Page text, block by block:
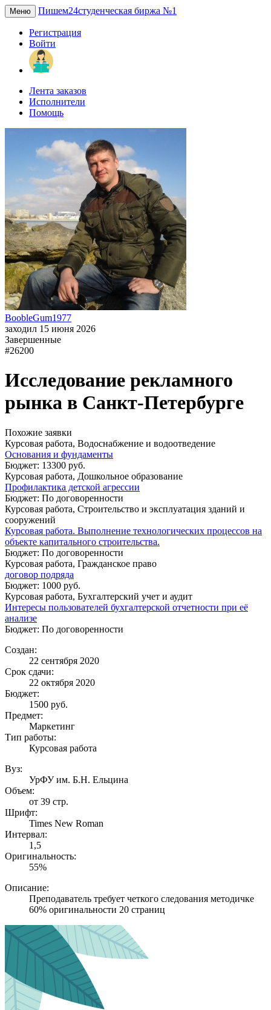
Меню Пишем24студенческая биржа №1
Регистрация
Войти
Лента заказов
Исполнители
Помощь
BoobleGum1977
заходил 15 июня 2026
Завершенные
#26200
Исследование рекламного
рынка в Санкт-Петербурге
Похожие заявки
Курсовая работа, Водоснабжение и водоотведение
Основания и фундаменты
Бюджет: 13300 руб.
Курсовая работа, Дошкольное образование
Профилактика детской агрессии
Бюджет: По договоренности
Курсовая работа, Строительство и эксплуатация зданий и
сооружений
Курсовая работа. Выполнение технологических процессов на
объекте капитального строительства.
Бюджет: По договоренности
Курсовая работа, Гражданское право
договор подряда
Бюджет: 1000 руб.
Курсовая работа, Бухгалтерский учет и аудит
Интересы пользователей бухгалтерской отчетности при её
анализе
Бюджет: По договоренности
Создан:
22 сентября 2020
Срок сдачи:
22 октября 2020
Бюджет:
1500 руб.
Предмет:
Маркетинг
Тип работы:
Курсовая работа
Вуз:
УрФУ им. Б.Н. Ельцина
Объем:
от 39 стр.
Шрифт:
Times New Roman
Интервал:
1,5
Оригинальность:
55%
Описание:
Преподаватель требует четкого следования методичке
60% оригинальности 20 страниц